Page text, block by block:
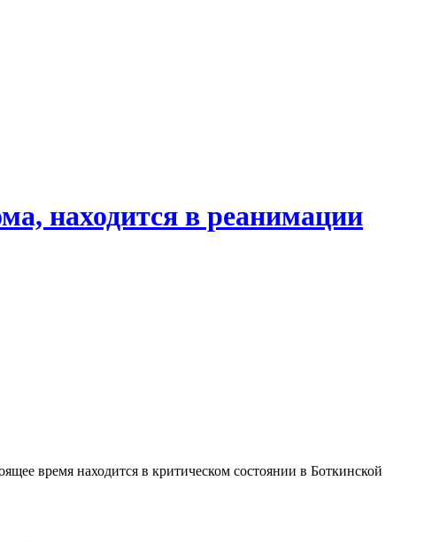
находится в реанимации
время находится в критическом состоянии в Боткинской